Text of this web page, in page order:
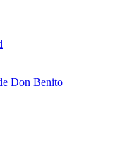
Don Benito